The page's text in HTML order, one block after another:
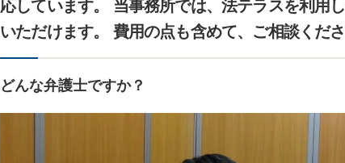
応しています。 当事務所では、法テラスを利用
いただけます。 費用の点も含めて、ご相談くださ
どんな弁護士ですか？